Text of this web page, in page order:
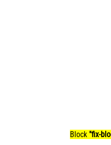
Block "fix-